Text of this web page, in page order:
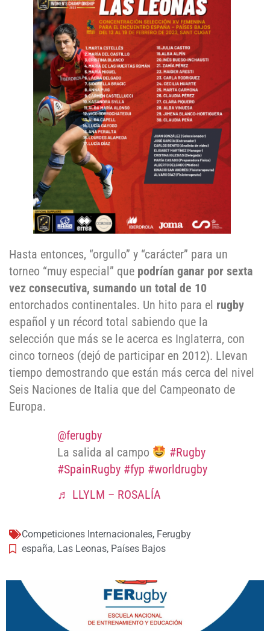
Hasta entonces, “orgullo” y “carácter” para un
torneo “muy especial” que podrían ganar por sexta
vez consecutiva, sumando un total de 10
entorchados continentales. Un hito para el rugby
español y un récord total sabiendo que la
selección que más se le acerca es Inglaterra, con
cinco torneos (dejó de participar en 2012). Llevan
tiempo demostrando que están más cerca del nivel
Seis Naciones de Italia que del Campeonato de
Europa.
@ferugby
La salida al campo
#Rugby
#SpainRugby #fyp #worldrugby
♬ LLYLM – ROSALÍA
Competiciones Internacionales, Ferugby
españa, Las Leonas, Países Bajos